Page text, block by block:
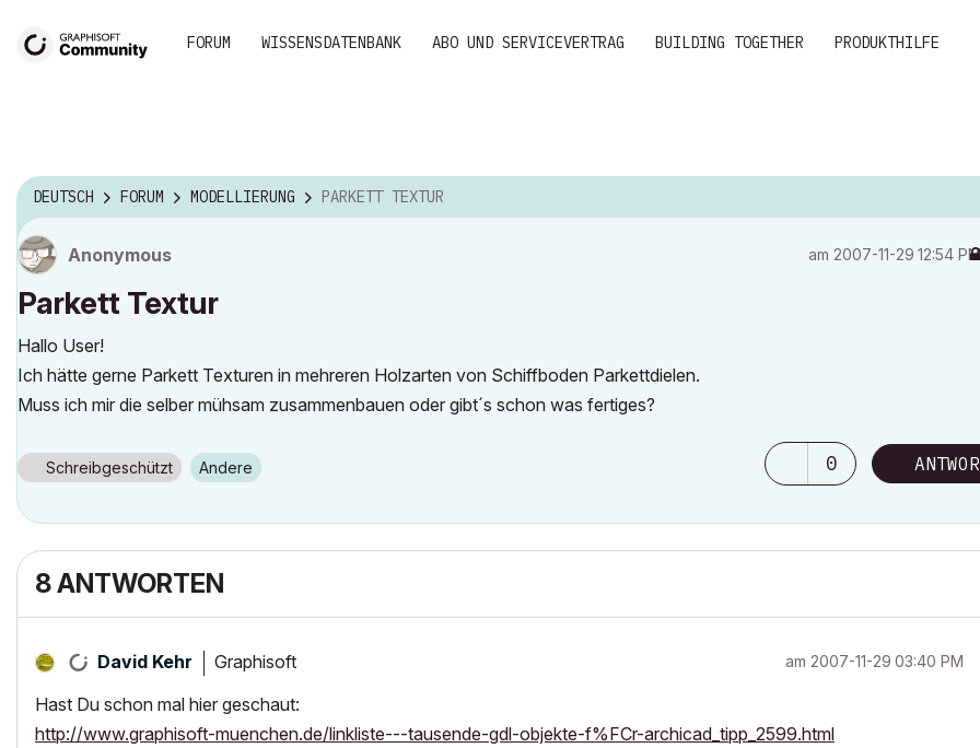
FORUM WISSENSDATENBANK ABO UND SERVICEVERTRAG BUILDING TOGETHER PRODUKTHILFE
DEUTSCH FORUM MODELLIERUNG PARKETT TEXTUR
Anonymous am ‎2007-11-29 12:54 PM
Parkett Textur
Hallo User!
Ich hätte gerne Parkett Texturen in mehreren Holzarten von Schiffboden Parkettdielen.
Muss ich mir die selber mühsam zusammenbauen oder gibt´s schon was fertiges?
Schreibgeschützt Andere 0
8 ANTWORTEN
David Kehr Graphisoft am ‎2007-11-29 03:40 PM
Hast Du schon mal hier geschaut:
http://www.graphisoft-muenchen.de/linkliste---tausende-gdl-objekte-f%FCr-archicad_tipp_2599.html